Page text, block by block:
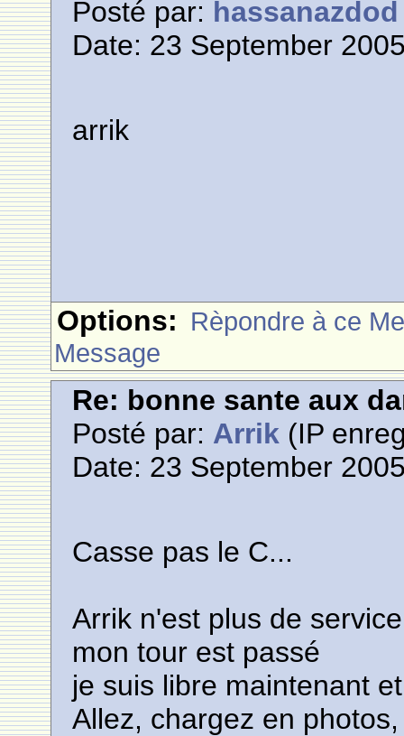
Posté par: hassanazdod
Date: 23 September
arrik
Options: Rèpondre à ce
Message
Re: bonne sante aux
Posté par: Arrik (IP
Date: 23 September
Casse pas le C...
Arrik n'est plus de service
mon tour est passé
je suis libre maintenant
Allez, chargez en